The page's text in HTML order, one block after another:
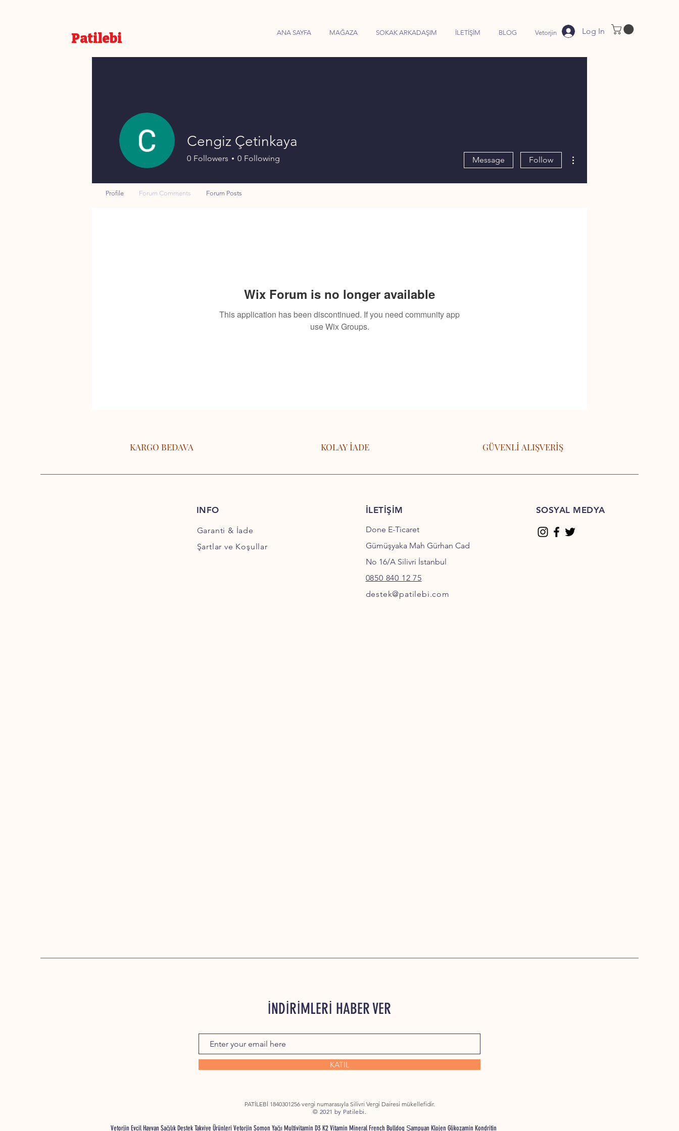
Patilebi ANA SAYFA MAĞAZA SOKAK ARKADAŞIM İLETİŞİM BLOG Vetorjin Log In
Wix Forum is no longer available
This application has been discontinued. If you need community app
use Wix Groups.
Cengiz Çetinkaya
0 Followers 0 Following Message Follow
Profile Forum Comments Forum Posts
KARGO BEDAVA KOLAY İADE GÜVENLİ ALIŞVERİŞ
INFO
Garanti & İade
Şartlar ve Koşullar
İLETİŞİM
Done E-Ticaret
Gümüşyaka Mah Gürhan Cad
No 16/A Silivri İstanbul
0850 840 12 75
destek@patilebi.com
SOSYAL MEDYA
İNDİRİMLERİ HABER VER
KATIL
PATİLEBİ 1840301256 vergi numarasıyla Silivri Vergi Dairesi mükellefidir.
© 2021 by Patilebi.
Vetorjin Evcil Hayvan Sağlık Destek Takviye Ürünleri Vetorjin Somon Yağı Multivitamin D3 K2 Vitamin Mineral French Bulldog Şampuan Klojen Glikozamin Kondritin